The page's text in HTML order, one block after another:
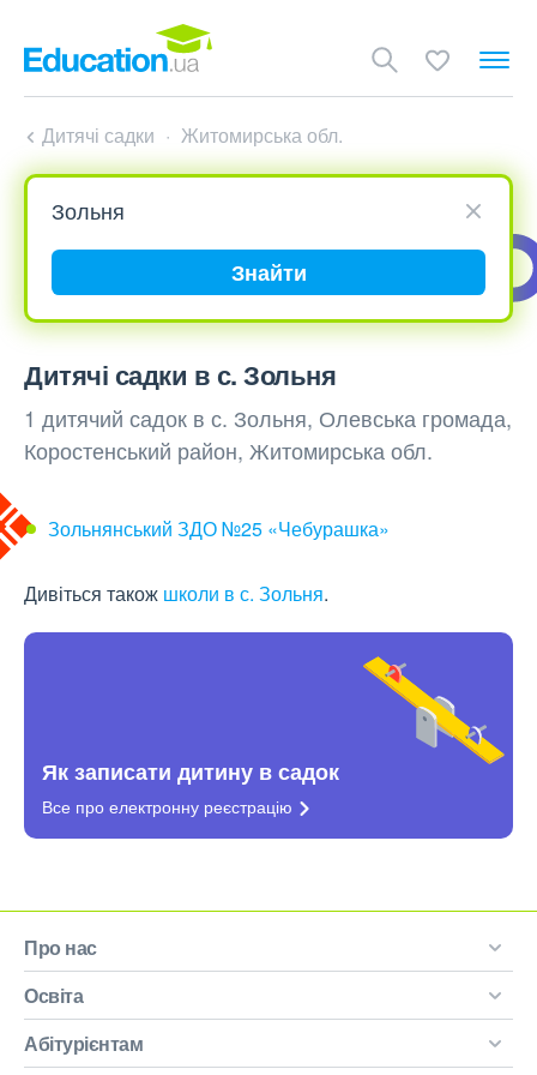
Дитячі садки Житомирська обл.
Знайти
Дитячі садки в с. Зольня
1 дитячий садок в с. Зольня, Олевська громада,
Коростенський район, Житомирська обл.
Зольнянський ЗДО №25 «Чебурашка»
Дивіться також школи в с. Зольня.
Як записати дитину в садок
Все про електронну реєстрацію
Про нас
Освіта
Абітурієнтам